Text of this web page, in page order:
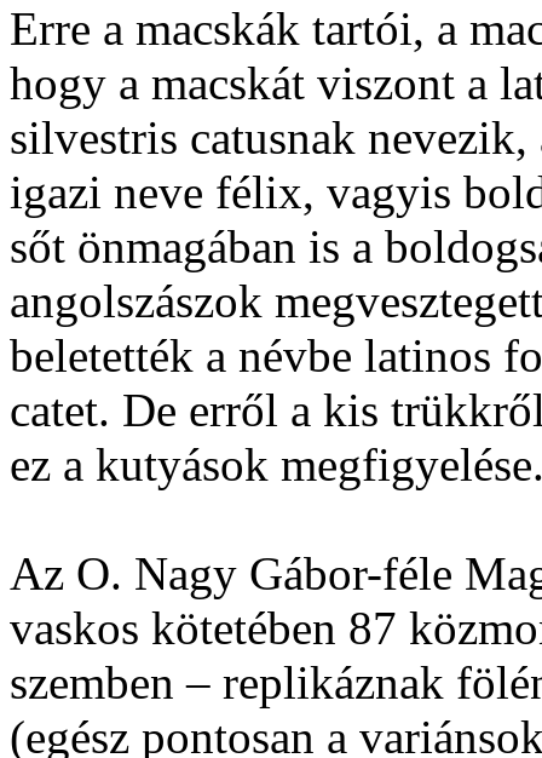
Erre a macskák tartói, a
hogy a macskát viszont a
silvestris catusnak
igazi neve félix, vagyis
sőt önmagában is a
angolszászok
beletették a névbe latinos
catet. De erről a kis
ez a kutyások
Az O. Nagy Gábor-féle
vaskos kötetében 87
szemben – replikáznak
(egész pontosan a